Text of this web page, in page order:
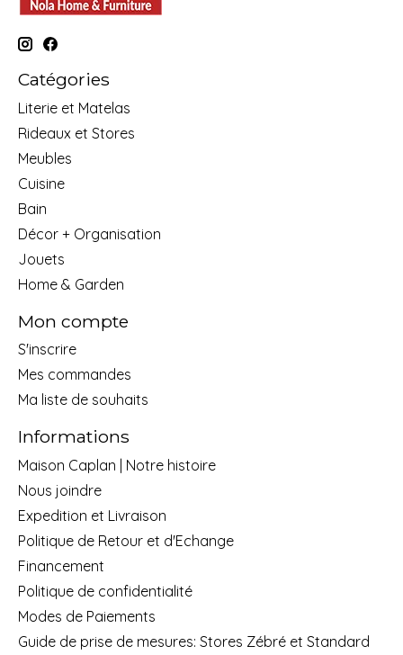
Catégories
Literie et Matelas
Rideaux et Stores
Meubles
Cuisine
Bain
Décor + Organisation
Jouets
Home & Garden
Mon compte
S'inscrire
Mes commandes
Ma liste de souhaits
Informations
Maison Caplan | Notre histoire
Nous joindre
Expedition et Livraison
Politique de Retour et d'Echange
Financement
Politique de confidentialité
Modes de Paiements
Guide de prise de mesures: Stores Zébré et Standard